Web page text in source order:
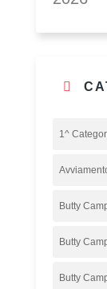
1^
Butty
Butty
Butty